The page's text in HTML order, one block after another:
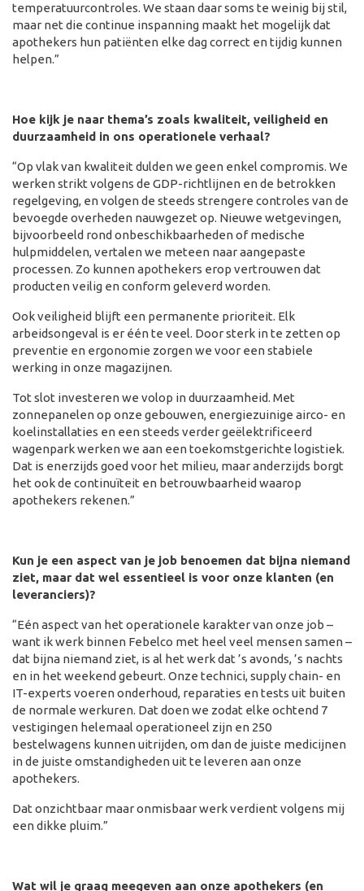
temperatuurcontroles. We staan daar soms te weinig bij stil,
maar net die continue inspanning maakt het mogelijk dat
apothekers hun patiënten elke dag correct en tijdig kunnen
helpen.”
Hoe kijk je naar thema’s zoals kwaliteit, veiligheid en
duurzaamheid in ons operationele verhaal?
“Op vlak van kwaliteit dulden we geen enkel compromis. We
werken strikt volgens de GDP-richtlijnen en de betrokken
regelgeving, en volgen de steeds strengere controles van de
bevoegde overheden nauwgezet op. Nieuwe wetgevingen,
bijvoorbeeld rond onbeschikbaarheden of medische
hulpmiddelen, vertalen we meteen naar aangepaste
processen. Zo kunnen apothekers erop vertrouwen dat
producten veilig en conform geleverd worden.
Ook veiligheid blijft een permanente prioriteit. Elk
arbeidsongeval is er één te veel. Door sterk in te zetten op
preventie en ergonomie zorgen we voor een stabiele
werking in onze magazijnen.
Tot slot investeren we volop in duurzaamheid. Met
zonnepanelen op onze gebouwen, energiezuinige airco- en
koelinstallaties en een steeds verder geëlektrificeerd
wagenpark werken we aan een toekomstgerichte logistiek.
Dat is enerzijds goed voor het milieu, maar anderzijds borgt
het ook de continuïteit en betrouwbaarheid waarop
apothekers rekenen.”
Kun je een aspect van je job benoemen dat bijna niemand
ziet, maar dat wel essentieel is voor onze klanten (en
leveranciers)?
“Eén aspect van het operationele karakter van onze job –
want ik werk binnen Febelco met heel veel mensen samen –
dat bijna niemand ziet, is al het werk dat ’s avonds, ’s nachts
en in het weekend gebeurt. Onze technici, supply chain- en
IT-experts voeren onderhoud, reparaties en tests uit buiten
de normale werkuren. Dat doen we zodat elke ochtend 7
vestigingen helemaal operationeel zijn en 250
bestelwagens kunnen uitrijden, om dan de juiste medicijnen
in de juiste omstandigheden uit te leveren aan onze
apothekers.
Dat onzichtbaar maar onmisbaar werk verdient volgens mij
een dikke pluim.”
Wat wil je graag meegeven aan onze apothekers (en